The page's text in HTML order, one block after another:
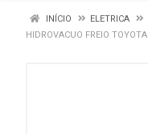
INÍCIO ELETRICA
HIDROVACUO FREIO TOYOTA